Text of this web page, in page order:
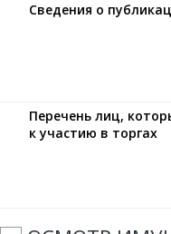
Сведения о
Перечень лиц,
к участию в торгах